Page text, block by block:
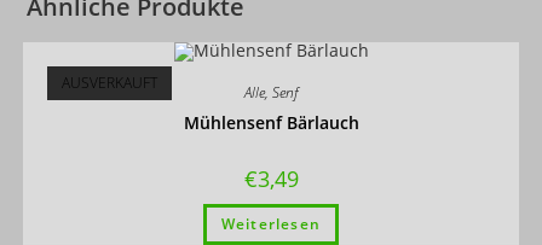
AUSVERKAUFT Alle, Senf
Mühlensenf Bärlauch
€3,49
Weiterlesen